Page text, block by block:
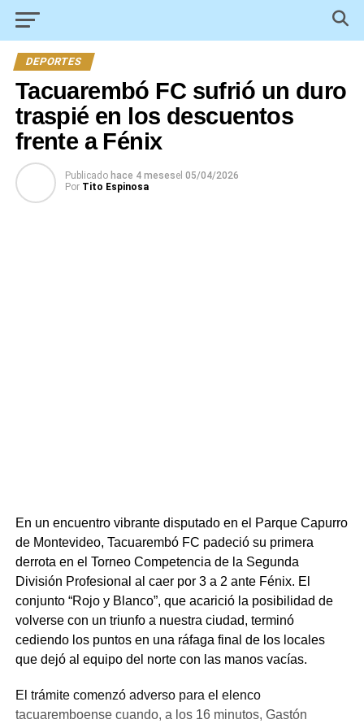
DEPORTES
Tacuarembó FC sufrió un duro
traspié en los descuentos
frente a Fénix
Publicado hace 4 mesesel 05/04/2026
Por Tito Espinosa
En un encuentro vibrante disputado en el Parque Capurro
de Montevideo, Tacuarembó FC padeció su primera
derrota en el Torneo Competencia de la Segunda
División Profesional al caer por 3 a 2 ante Fénix. El
conjunto “Rojo y Blanco”, que acarició la posibilidad de
volverse con un triunfo a nuestra ciudad, terminó
cediendo los puntos en una ráfaga final de los locales
que dejó al equipo del norte con las manos vacías.
El trámite comenzó adverso para el elenco
tacuaremboense cuando, a los 16 minutos, Gastón